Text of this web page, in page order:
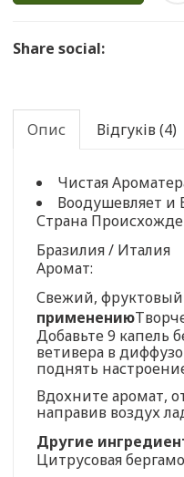
Share social:
Опис Відгуків (4)
Чистая
Воодушевляет и
Страна
Бразилия / Италия
Аромат:
Свежий, фруктовый
применению
Добавьте 9 капель
ветивера в
поднять
Вдохните аромат,
направив воздух
Другие
Цитрусовая